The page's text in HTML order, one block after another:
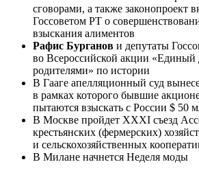
сговорами, а также законопроект
Госсоветом РТ о
взыскания алиментов
Рафис Бурганов и депутаты
во Всероссийской акции «Единый
родителями» по истории
В Гааге апелляционный суд
в рамках которого бывшие
пытаются взыскать с России $ 50
В Москве пройдет XXXI съезд
крестьянских (фермерских)
и сельскохозяйственных
В Милане начнется Неделя моды